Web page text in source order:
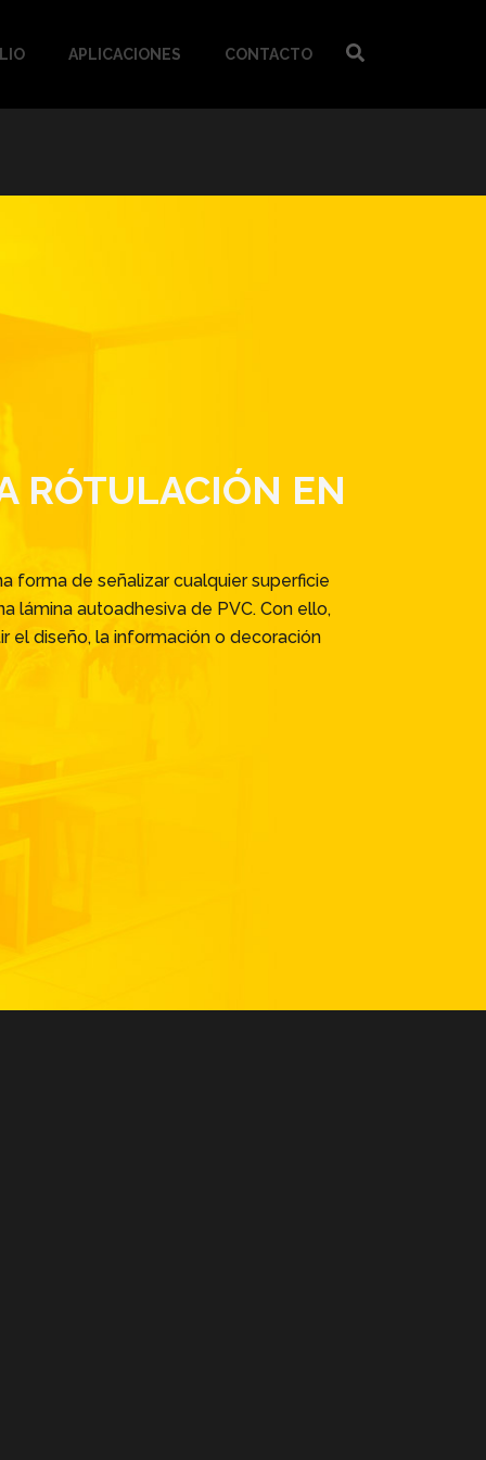
APLICACIONES CONTACTO
RÓTULACIÓN EN
forma de señalizar cualquier superficie
lámina autoadhesiva de PVC. Con ello,
el diseño, la información o decoración